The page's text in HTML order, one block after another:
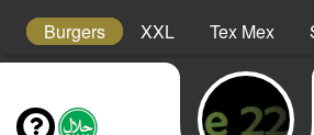
Burgers XXL Tex Mex